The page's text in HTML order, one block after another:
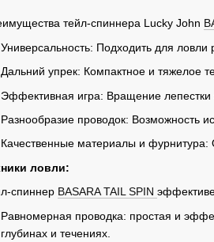
тейл-спиннера Lucky John
Универсальность: Подходить для
Дальний упрек: Компактное и тяжелое
Эффективная игра: Вращение лепестки
Разнообразие проводок: Возможность
Качественные материалы и фурнитура:
ловли:
спиннер BASARA TAIL SPIN
Равномерная проводка: простая и
глубинах и течениях.